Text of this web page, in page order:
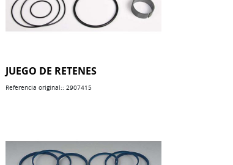
JUEGO DE RETENES
Referencia original:: 2907415